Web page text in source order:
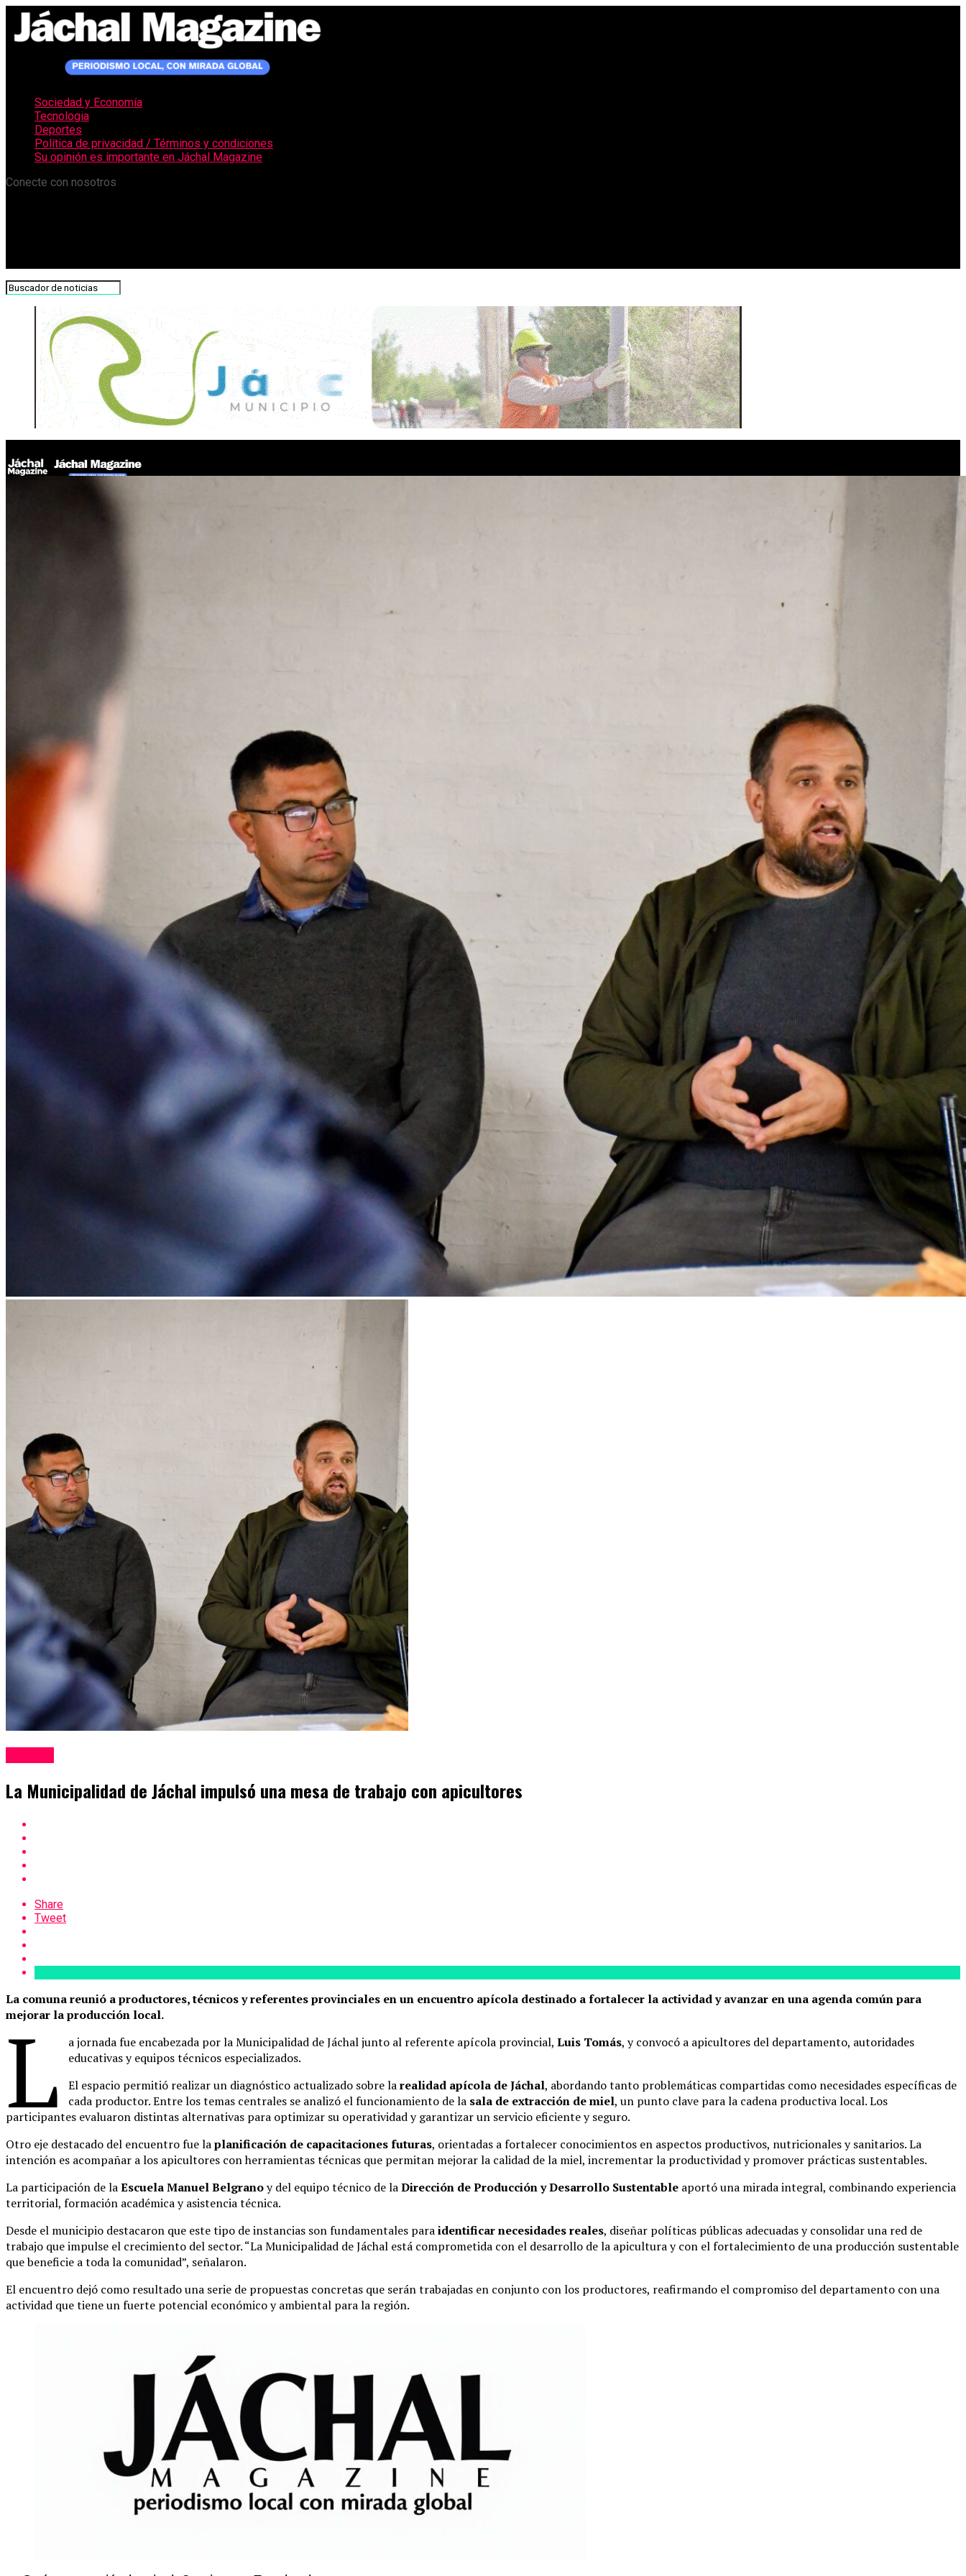
Sociedad y Economía
Tecnologia
Deportes
Política de privacidad / Términos y condiciones
Su opinión es importante en Jáchal Magazine
Conecte con nosotros
Jáchal Magazine
La Municipalidad de Jáchal impulsó una mesa de trabajo con apicultores
Share
Tweet
La comuna reunió a productores, técnicos y referentes provinciales en un encuentro apícola destinado a fortalecer la actividad y avanzar en una agenda común para
mejorar la producción local.
L a jornada fue encabezada por la Municipalidad de Jáchal junto al referente apícola provincial,Luis Tomás, y convocó a apicultores del departamento, autoridades
educativas y equipos técnicos especializados.
El espacio permitió realizar un diagnóstico actualizado sobre larealidad apícola de Jáchal, abordando tanto problemáticas compartidas como necesidades específicas de
cada productor. Entre los temas centrales se analizó el funcionamiento de la sala de extracción de miel, un punto clave para la cadena productiva local. Los
participantes evaluaron distintas alternativas para optimizar su operatividad y garantizar un servicio eficiente y seguro.
Otro eje destacado del encuentro fue laplanificación de capacitaciones futuras, orientadas a fortalecer conocimientos en aspectos productivos, nutricionales y sanitarios. La
intención es acompañar a los apicultores con herramientas técnicas que permitan mejorar la calidad de la miel, incrementar la productividad y promover prácticas sustentables.
La participación de laEscuela Manuel Belgranoy del equipo técnico de laDirección de Producción y Desarrollo Sustentable aportó una mirada integral, combinando experiencia
territorial, formación académica y asistencia técnica.
Desde el municipio destacaron que este tipo de instancias son fundamentales paraidentificar necesidades reales, diseñar políticas públicas adecuadas y consolidar una red de
trabajo que impulse el crecimiento del sector. “La Municipalidad de Jáchal está comprometida con el desarrollo de la apicultura y con el fortalecimiento de una producción sustentable
que beneficie a toda la comunidad”, señalaron.
El encuentro dejó como resultado una serie de propuestas concretas que serán trabajadas en conjunto con los productores, reafirmando el compromiso del departamento con una
actividad que tiene un fuerte potencial económico y ambiental para la región.